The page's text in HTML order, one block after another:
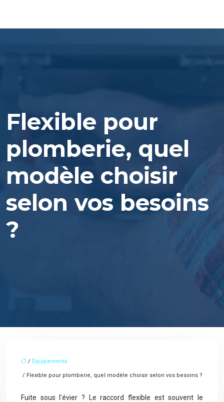
Flexible pour
plomberie, quel
modèle choisir
selon vos besoins
?
/ Équipements
/ Flexible pour plomberie, quel modèle choisir selon vos besoins ?
Fuite sous l’évier ? Le raccord flexible est souvent le